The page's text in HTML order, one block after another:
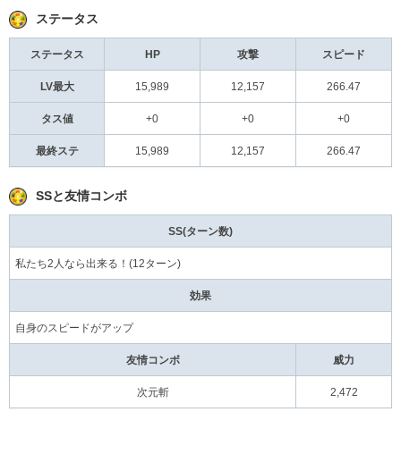
ステータス
ステータス HP 攻撃 スピード
LV最大 15,989 12,157 266.47
タス値 +0 +0 +0
最終ステ 15,989 12,157 266.47
SSと友情コンボ
SS(ターン数)
私たち2人なら出来る！(12ターン)
効果
自身のスピードがアップ
友情コンボ 威力
次元斬 2,472